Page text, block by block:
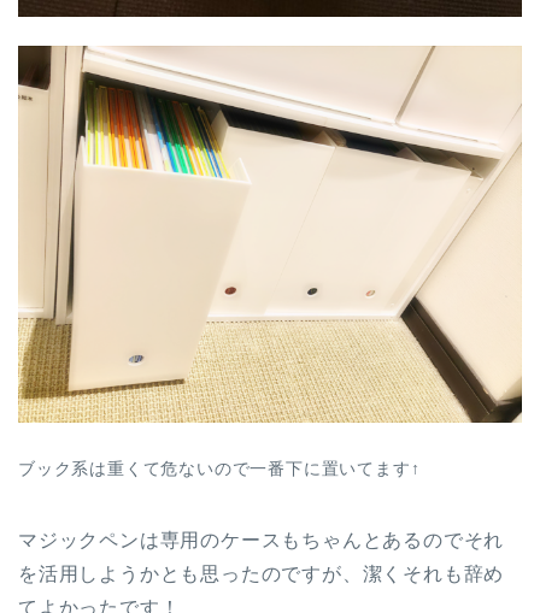
ブック系は重くて危ないので一番下に置いてます↑
マジックペンは専用のケースもちゃんとあるのでそれ
を活用しようかとも思ったのですが、潔くそれも辞め
てよかったです！